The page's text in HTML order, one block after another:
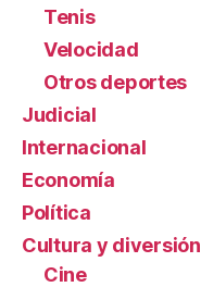
Tenis
Velocidad
Otros deportes
Judicial
Internacional
Economía
Política
Cultura y diversión
Cine